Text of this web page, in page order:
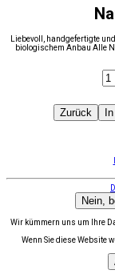
Liebevoll, handgefertigte
biologischem Anbau Alle
Zurück
Nein,
Wir kümmern uns um Ihre
Wenn Sie diese Website